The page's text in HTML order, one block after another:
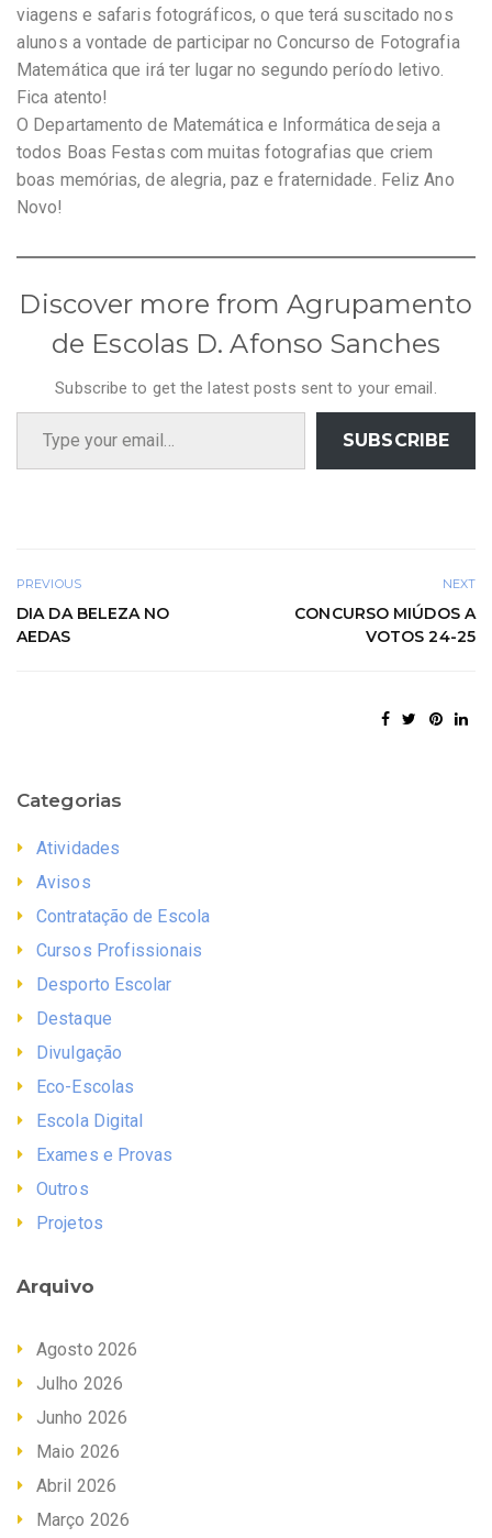
viagens e safaris fotográficos, o que terá suscitado nos
alunos a vontade de participar no Concurso de Fotografia
Matemática que irá ter lugar no segundo período letivo.
Fica atento!
O Departamento de Matemática e Informática deseja a
todos Boas Festas com muitas fotografias que criem
boas memórias, de alegria, paz e fraternidade. Feliz Ano
Novo!
Discover more from Agrupamento
de Escolas D. Afonso Sanches
Subscribe to get the latest posts sent to your email.
Type your email…
SUBSCRIBE
PREVIOUS
DIA DA BELEZA NO
AEDAS
NEXT
CONCURSO MIÚDOS A
VOTOS 24-25
Categorias
Atividades
Avisos
Contratação de Escola
Cursos Profissionais
Desporto Escolar
Destaque
Divulgação
Eco-Escolas
Escola Digital
Exames e Provas
Outros
Projetos
Arquivo
Agosto 2026
Julho 2026
Junho 2026
Maio 2026
Abril 2026
Março 2026